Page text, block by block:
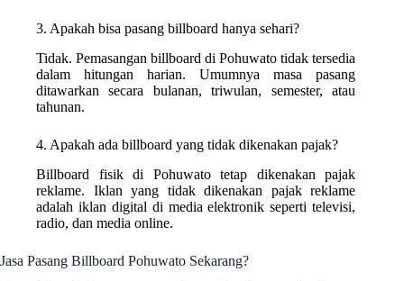
3. Apakah bisa pasang billboard hanya sehari?
Tidak. Pemasangan billboard di Pohuwato tidak tersedia
dalam hitungan harian. Umumnya masa pasang
ditawarkan secara bulanan, triwulan, semester, atau
tahunan.
4. Apakah ada billboard yang tidak dikenakan pajak?
Billboard fisik di Pohuwato tetap dikenakan pajak
reklame. Iklan yang tidak dikenakan pajak reklame
adalah iklan digital di media elektronik seperti televisi,
radio, dan media online.
Jasa Pasang Billboard Pohuwato Sekarang?